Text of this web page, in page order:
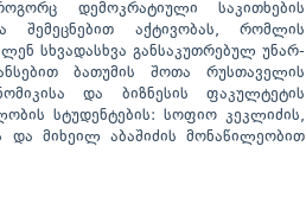
დემოკრატიული საკითხების
შემეცნებით აქტივობას, რომლის
სხვადასხვა განსაკუთრებულ უნარ-
ბათუმის შოთა რუსთაველის
და ბიზნესის ფაკულტეტის
სტუდენტების: სოფიო კეკლიძის,
და მიხეილ აბაშიძის მონაწილეობით